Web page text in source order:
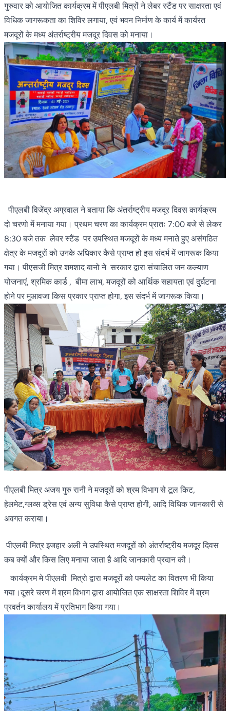
गुरुवार को आयोजित कार्यक्रम में पीएलबी मित्रों ने लेबर स्टैंड पर साक्षरता एवं
विधिक जागरूकता का शिविर लगाया, एवं भवन निर्माण के कार्य में कार्यरत
मजदूरों के मध्य अंतर्राष्ट्रीय मजदूर दिवस को मनाया।
पीएलबी विजेंद्र अग्रवाल ने बताया कि अंतर्राष्ट्रीय मजदूर दिवस कार्यक्रम
दो चरणो में मनाया गया। प्रथम चरण का कार्यक्रम प्रातः 7:00 बजे से लेकर
8:30 बजे तक लेवर स्टैंड पर उपस्थित मजदूरों के मध्य मनाते हुए असंगठित
क्षेत्र के मजदूरों को उनके अधिकार कैसे प्राप्त हो इस संदर्भ में जागरूक किया
गया। पीएसजी मित्र शमशाद बानो ने सरकार द्वारा संचालित जन कल्याण
योजनाएं, श्रमिक कार्ड , बीमा लाभ, मजदूरों को आर्थिक सहायता एवं दुर्घटना
होने पर मुआवजा किस प्रकार प्राप्त होगा, इस संदर्भ में जागरूक किया।
पीएलबी मित्र अजय गुरु रानी ने मजदूरों को श्रम विभाग से टूल किट,
हेलमेट,ग्लव्स ड्रेस एवं अन्य सुविधा कैसे प्राप्त होगी, आदि विधिक जानकारी से
अवगत कराया।
पीएलबी मित्र इजहार अली ने उपस्थित मजदूरों को अंतर्राष्ट्रीय मजदूर दिवस
कब क्यों और किस लिए मनाया जाता है आदि जानकारी प्रदान की।
कार्यक्रम मे पीएलवी मित्रो द्वारा मजदूरों को पम्पलेट का वितरण भी किया
गया।दूसरे चरण में श्रम विभाग द्वारा आयोजित एक साक्षरता शिविर में श्रम
प्रवर्तन कार्यालय में प्रतिभाग किया गया।